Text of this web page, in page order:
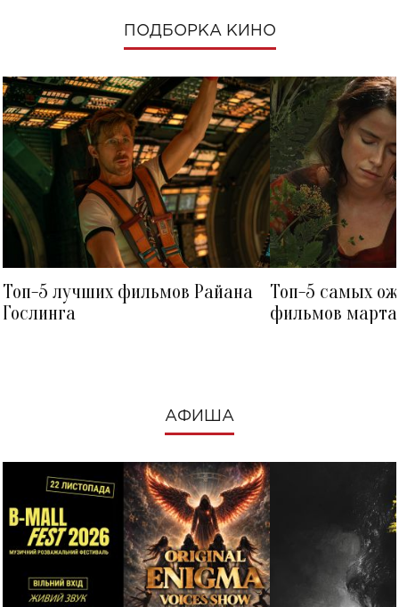
ПОДБОРКА КИНО
Топ-5 лучших фильмов Райана
Гослинга
Топ-5 самых
фильмов
АФИША